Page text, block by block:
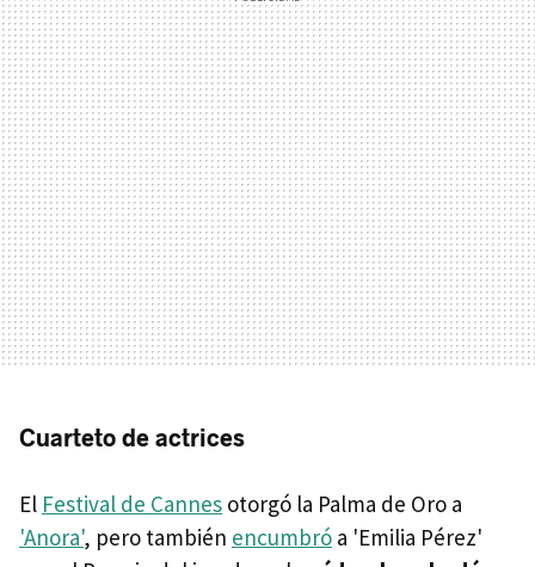
Cuarteto de actrices
El Festival de Cannes otorgó la Palma de Oro a
'Anora', pero también encumbró a 'Emilia Pérez'